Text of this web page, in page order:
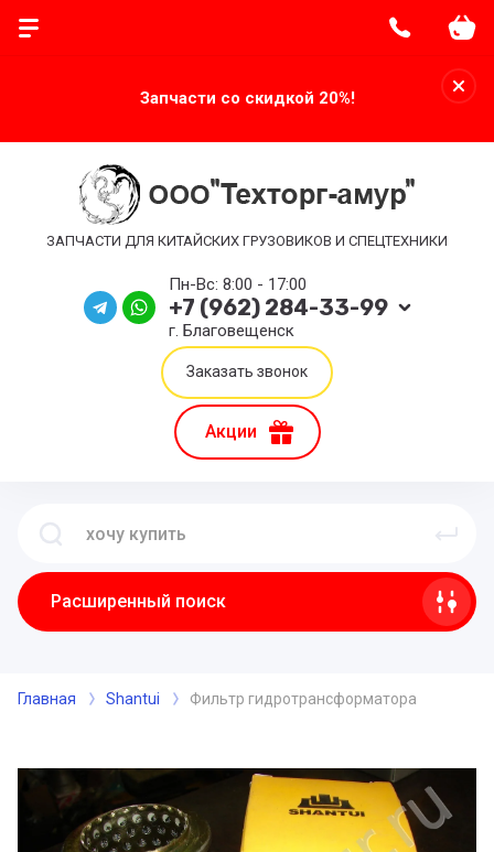
Запчасти со скидкой 20%!
ЗАПЧАСТИ ДЛЯ КИТАЙСКИХ ГРУЗОВИКОВ И СПЕЦТЕХНИКИ
Пн-Вс: 8:00 - 17:00
+7 (962) 284-33-99
г. Благовещенск
Заказать звонок
Акции
Расширенный поиск
Главная Shantui Фильтр гидротрансформатора